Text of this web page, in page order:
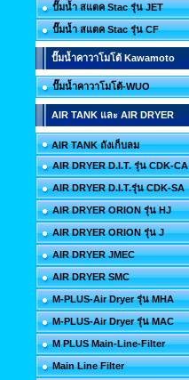
ปั๊มน้ำ สแตค Stac รุ่น JET
ปั๊มน้ำ สแตค Stac รุ่น CF
ปั๊มน้ำคาวาโมโต้ Kawamoto
ปั๊มน้ำคาวาโมโต้-WUO
AIR TANK และ AIR DRYER
AIR TANK ถังเก็บลม
AIR DRYER D.I.T. รุ่น CDK-CA
AIR DRYER D.I.T.รุ่น CDK-SA
AIR DRYER ORION รุ่น HJ
AIR DRYER ORION รุ่น J
AIR DRYER JMEC
AIR DRYER SMC
M-PLUS-Air Dryer รุ่น MHA
M-PLUS-Air Dryer รุ่น MAC
M PLUS Main-Line-Filter
Main Line Filter